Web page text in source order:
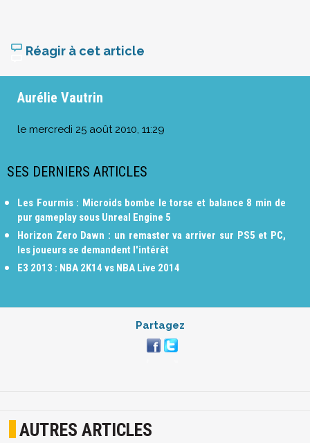
Réagir à cet article
Aurélie Vautrin
le mercredi 25 août 2010, 11:29
SES DERNIERS ARTICLES
Les Fourmis : Microids bombe le torse et balance 8 min de
pur gameplay sous Unreal Engine 5
Horizon Zero Dawn : un remaster va arriver sur PS5 et PC,
les joueurs se demandent l'intérêt
E3 2013 : NBA 2K14 vs NBA Live 2014
Partagez
AUTRES ARTICLES